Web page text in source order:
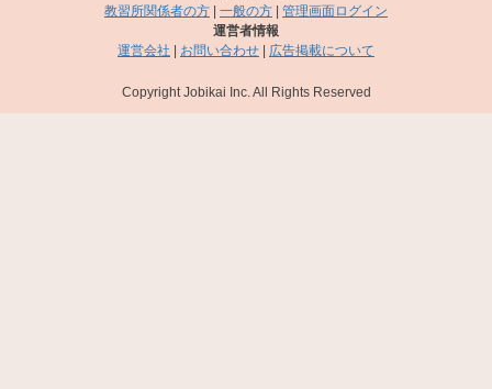
教習所関係者の方
一般の方
管理画面ログイン
運営者情報
運営会社
お問い合わせ 広告掲載について
Copyright Jobikai Inc. All Rights Reserved